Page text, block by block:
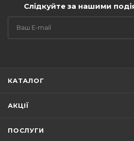
Слідкуйте за нашими
КАТАЛОГ
АКЦІЇ
ПОСЛУГИ